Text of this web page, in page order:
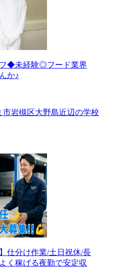
◆未経験◎フード業界
か♪
市岩槻区大野島近辺の学校
仕分け作業/土日祝休/長
く稼げる夜勤で安定収